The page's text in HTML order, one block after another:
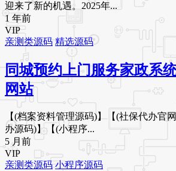
迎来了新的机遇。2025年...
1 年前
VIP
亲测类源码 精选源码
同城预约上门服务家政系
网站
【(档案资料管理源码)】【(社保代办官
办源码)】【(小程序...
5 月前
VIP
亲测类源码 小程序源码